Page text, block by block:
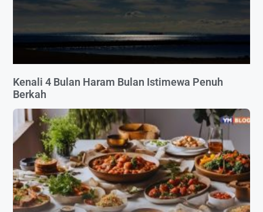
Kenali 4 Bulan Haram Bulan Istimewa Penuh
Berkah